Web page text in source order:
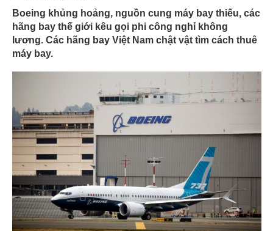
Boeing khủng hoảng, nguồn cung máy bay thiếu, các
hãng bay thế giới kêu gọi phi công nghỉ không
lương. Các hãng bay Việt Nam chật vật tìm cách thuê
máy bay.